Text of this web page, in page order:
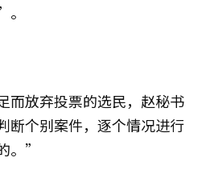
而放弃投票的选民，赵秘书
断个别案件，逐个情况进行
。”